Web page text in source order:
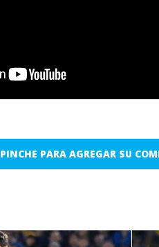
PINCHE PARA AGREGAR SU